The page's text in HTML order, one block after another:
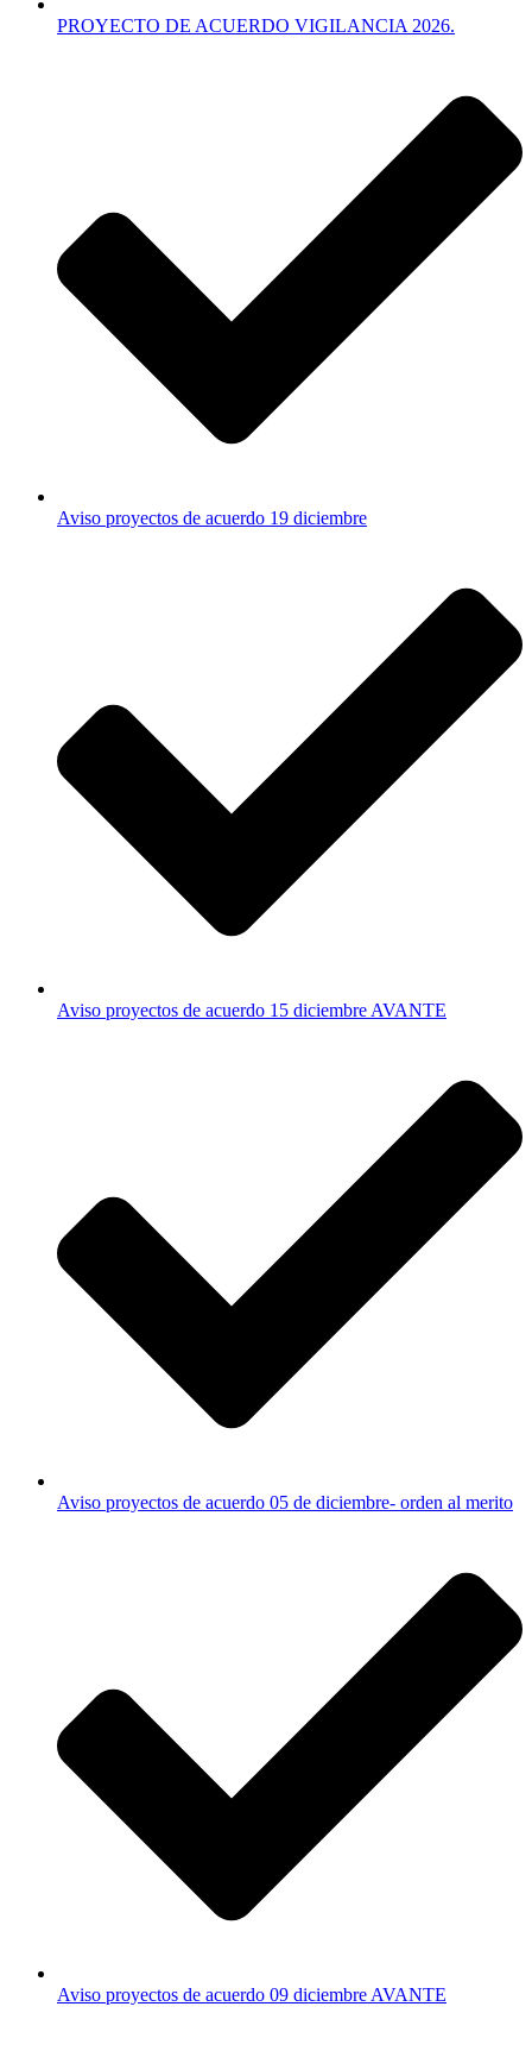
PROYECTO DE ACUERDO VIGILANCIA 2026.
Aviso proyectos de acuerdo 19 diciembre
Aviso proyectos de acuerdo 15 diciembre AVANTE
Aviso proyectos de acuerdo 05 de diciembre- orden al merito
Aviso proyectos de acuerdo 09 diciembre AVANTE